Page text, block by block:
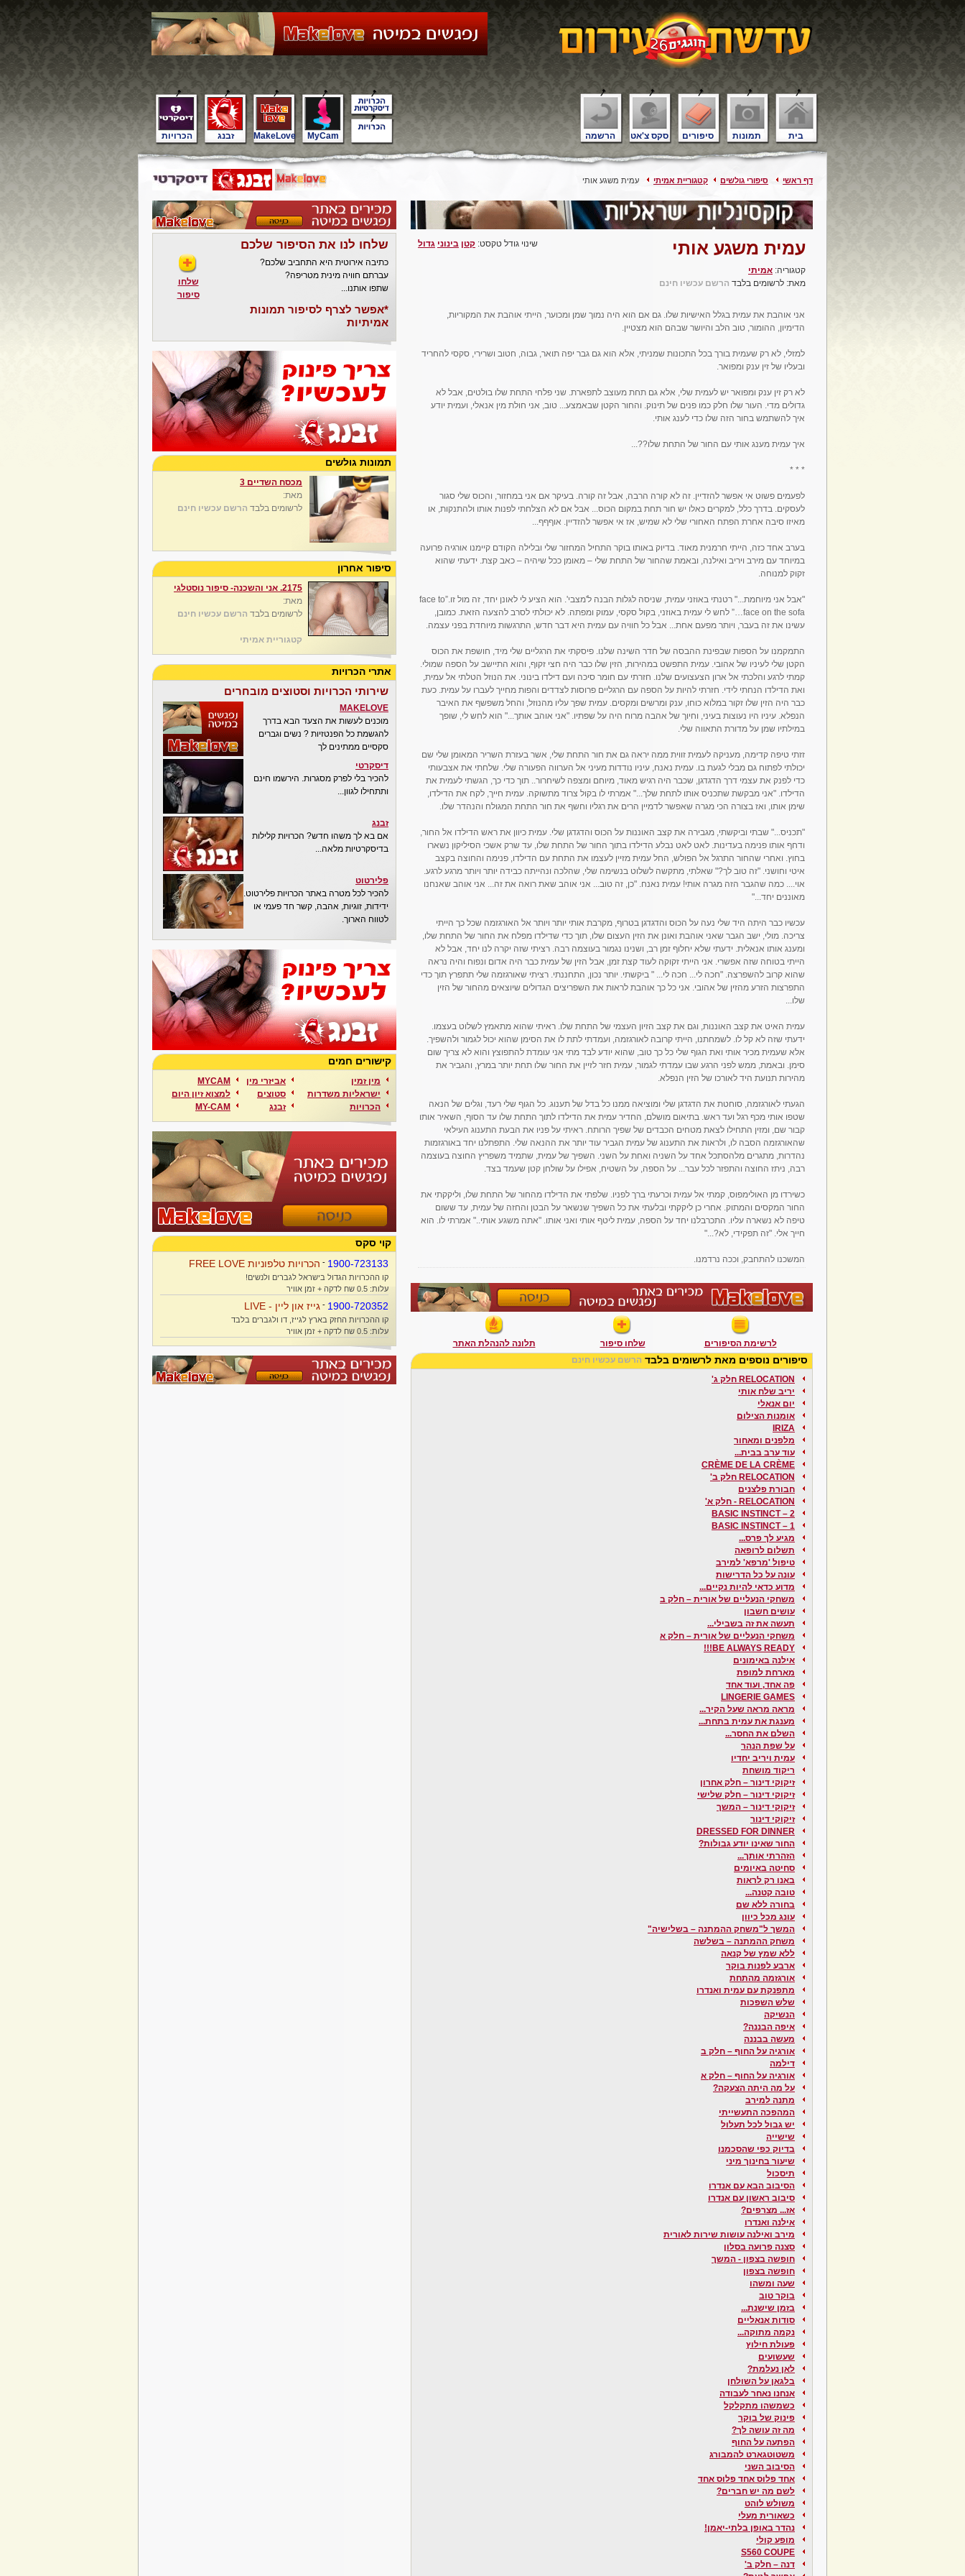
בית תמונות סיפורים סקס צ'אט הרשמה הכרויות זבנג MakeLove MyCam
דף ראשי סיפורי גולשים קטגוריית אמיתי עמית משגע אותי
עמית משגע אותי
קטגוריה: אמיתי
מאת: לרשומים בלבד הרשם עכשיו חינם
שינוי גודל טקסט: קטן בינוני גדול
אני אוהבת את עמית בגלל האישיות שלו. גם אם הוא היה נמוך שמן ומכוער, הייתי אוהבת את המקוריות,
הדימיון, ההומור, טוב הלב והיושר שבהם הוא מצטיין.
למזלי, לא רק שעמית בורך בכל התכונות שמניתי, אלא הוא גם גבר יפה תואר, גבוה, חטוב ושרירי, סקסי להחריד
ובעליו של זין ענק ומפואר.
לא רק זין ענק ומפואר יש לעמית שלי, אלא גם תחת מעוצב לתפארת. שני פלחי התחת שלו בולטים, אבל לא
גדולים מדי. העור שלו חלק כמו פנים של תינוק. והחור הקטן שבאמצע... טוב, אני חולת מין אנאלי, ועמית יודע
איך להשתמש בחור הזה שלו כדי לענג אותי.
איך עמית מענג אותי עם החור של התחת שלו??...
* * *
לפעמים פשוט אי אפשר להזדיין. זה לא קורה הרבה, אבל זה קורה. בעיקר אם אני במחזור, והכוס שלי סגור
לעסקים. בדרך כלל, למקרים כאלו יש חור תחת במקום הכוס... אבל אם לא הצלחתי לפנות אותו ולהתנקות, או
מאיזו סיבה אחרת הפתח האחורי שלי לא שמיש, אז אי אפשר להזדיין. אוףףף...
בערב אחד כזה, הייתי חרמנית מאוד. בדיוק באותו בוקר התחיל המחזור שלי ובלילה הקודם קיימנו אורגיה פרועה
במיוחד עם מירב ויריב ואילנה, ובאמת שהחור של התחת שלי – מאומן ככל שיהיה – כאב קצת. ידעתי שהוא
זקוק למנוחה.
"אבל אני מיוחמת..." רטנתי באוזני עמית, שניסה לגלות הבנה ל'מצבי'. הוא הציע לי לאונן יחד, זה מול זו.”face to
face on the sofa…” לחש לי עמית באוזני, בקול סקסי, עמוק ומפתה. לא יכולתי לסרב להצעה הזאת. כמובן,
עשינו את זה בעבר, ויותר מפעם אחת... אבל כל חוויה עם עמית היא דבר חדש, התרגשות מיוחדת בפני עצמה.
התמקמנו על הספות שבפינת ההבסה של חדר השינה שלנו. פיסקתי את הרגליים שלי מיד, חושפת את הכוס
הקטן שלי לעיניו של אהובי. עמית התפשט במהירות, הזין שלו כבר היה חצי זקוף, והוא התיישב על הספה שמולי.
קמתי לרגע והלכתי אל ארון הצעצועים שלנו. חזרתי עם חומר סיכה ועם דילדו בינוני. את הנוזל הטלתי אל עמית,
ואת הדילדו הנחתי לידי. חזרתי להיות על הספה עם הרגליים פרוסות לצדדים והפות מחייך לעברו על עמית. כעת
כבר היה הזין שלו זקור במלוא כוחו, ענק ומרשים ומקסים. עמית שפך עליו מהנוזל, והחל משפשף את האיבר
הנפלא. עיניו היו נעוצות בעיני, וחיוך של אהבה מרוח היה על שפתיו. "אני אוהב אותך..." הוא לחש לי, שופך
במילתיו שמן על מדורת התאווה שלי.
זזתי טיפה קדימה, מעניקה לעמית זווית ממה יראה גם את חור התחת שלי, אשר בעזרת השריר המאומן שלי שם
יכולתי לפתוח גם מבלי לגעת בו. עמית נאנח, עיניו נודדות מעיני אל הערווה הפעורה שלי. שלחתי את אצבעותי
כדי לפנק את עצמי דרך הדגדגן, שכבר היה רגיש מאוד, מיוחם ומצפה לשיחרור.. תוך כדי כך, הגשתי לעמית את
הדילדו. "אני מבקשת שתכניס אותו לתחת שלך..." אמרתי לו בקול צרוד מתשוקה. עמית חייך, לקח את הדילדו,
שימן אותו, ואז בצורה הכי מגרה שאפשר לדמיין הרים את רגליו וחשף את חור התחת המגולח והנהדר שלו.
"תכניס..." שבתי וביקשתי, מגבירה את קצב האוננות על הכוס והדגדגן שלי. עמית כיוון את ראש הדילדו אל החור,
ודחף אותו פנימה בעדינות. לאט לאט נבלע הדילדו בתוך החור של התחת שלו, עד שרק אשכי הסיליקון נשארו
בחוץ. ואחרי שהחור התרגל אל הפולש, החל עמית מזיין לעצמו את התחת עם הדילדו, פנימה והחוצה בקצב
איטי וחושני. "זה טוב לך?" שאלתי, מתקשה לשלוט בנשימה שלי, שהלכה ונהייתה כבידה יותר ויותר מרגע לרגע.
אוי.... כמה שהגבר הזה מגרה אותי! עמית נאנח. "כן, זה טוב... אני אוהב שאת רואה את זה... אני אוהב שאנחנו
מאוננים יחד..."
עכשיו כבר היתה היד שלי נעה על הכוס והדגדגן בטרוף, מקרבת אותי יותר ויותר אל האורגזמה שכל כך הייתי
צריכה. מולי, ישב הגבר שאני אוהבת ואונן את הזין העצום שלו, תוך כדי שדילדו מפלח את החור של התחת שלו,
ומענג אותו אנאלית. ידעתי שלא יחלוף זמן רב, ושנינו נגמור בעוצמה רבה. רציתי שזה יקרה לנו יחד, אבל לא
הייתי בטוחה שזה אפשרי. אני הייתי זקוקה לעוד קצת זמן, אבל הזין של עמית כבר היה אדום ונפוח והיה נראה
שהוא קרוב להשפרצה. "חכה לי... חכה לי... " ביקשתי. יותר נכון, התחננתי. רציתי שאורגזמה שלי תתפרץ תוך כדי
התפרצות הזרע מהזין של אהובי. אני כל כך אוהבת לראות את השפריצים הגדולים שיוצאים מהחור של הזין
שלו...
עמית האיט את קצב האוננות, וגם את קצב הזיון העצמי של התחת שלו. ראיתי שהוא מתאמץ לשלוט בעצמו.
ידעתי שזה לא קל לו. לשמחתנו, הייתי קרובה לאורגזמה, ועמדתי לתת לו את הסימן שהוא יכול לגמור ולהשפיך.
אלא שעמית מכיר אותי ואת הגוף שלי כל כך טוב, שהוא יודע לבד מתי אני עומדת להתפוצץ והוא לא צריך שום
סימן. ובאמת, ממש לפני הרגע שבו עמדתי לגמור, עמית חזר לזיין את החור שלו תחת יותר במרץ, והגביר את
מהירות תנועת היד לאורכו של הזין הנפלא.
הגעתי לאורגזמה, סוחטת את הדגדגן שלי ומוציאה ממנו כל בדל של תענוג. כל הגוף שלי רעד, וגלים של הנאה
שטפו אותי מכף רגל ועד ראש. בתיאום מושלם, החדיר עמית את הדילדו לתוך התחת שלו עד הסוף, השאיר אותו
קבור שם, ומזין התחילו לצאת מטחים הכבדים של שפיך הרותח. ראיתי על פניו את הבעת התענוג העילאי
שהאורגזמה הסבה לו, ולראות את התענוג של עמית הגביר עוד יותר את ההנאה שלי. התפתלנו יחד באורגזמות
נהדרות, מתגרים מלהסתכל אחד על השניה ואחת על השני. השפיך של עמית, שתמיד משפריץ החוצה בעוצמה
רבה, ניתז החוצה והתפזר לכל עבר... על הספה, על השטיח, אפילו על שולחן קטן שעמד בצד.
כשירדו מן האולימפוס, קמתי אל עמית וכרעתי ברך לפניו. שלפתי את הדילדו מהחור של התחת שלו, וליקקתי את
החור המקסים והמתוק. אחרי כן ליקקתי ובלעתי את כל השפיך שנשאר על הבטן והחזה של עמית, עד ששום
טיפה לא נשארה עליו. התכרבלנו יחד על הספה, עמית ליטף אותי ואני אותו. "אתה משגע אותי.." אמרתי לו. הוא
חייך אלי. "זה תפקידי, לא?..."
המשכנו להתחבק, וככה נרדמנו.
לרשימת הסיפורים שלחו סיפור תלונה להנהלת האתר
סיפורים נוספים מאת לרשומים בלבד הרשם עכשיו חינם
RELOCATION חלק ג'
יריב שלח אותי
יום אנאלי
אומנות הצילום
IRIZA
מלפנים ומאחור
עוד ערב בבית...
CRÈME DE LA CRÈME
RELOCATION חלק ב'
חבורת פלצנים
RELOCATION - חלק א'
BASIC INSTINCT – 2
BASIC INSTINCT – 1
מגיע לך פרס...
תשלום לרופאה
טיפול 'מרפא' למירב
עונה על כל הדרישות
מדוע כדאי להיות נקיים...
משחקי הנעליים של אורית – חלק ב
עושים חשבון
תעשה את זה בשבילי...
משחקי הנעליים של אורית – חלק א
BE ALWAYS READY!!!
אילנה באימונים
מארחת למופת
פה אחד, ועוד אחד
LINGERIE GAMES
מראה מראה שעל הקיר...
מענגת את עמית בתחת...
השלם את החסר...
על שפת הנהר
עמית ויריב יחדיו
ריקוד מושחת
זיקוקי דינור – חלק אחרון
זיקוקי דינור – חלק שלישי
זיקוקי דינור – המשך
זיקוקי דינור
DRESSED FOR DINNER
החור שאינו יודע גבולות?
הזהרתי אותך...
סחיטה באיומים
באנו רק לראות
טובה קטנה...
בחורה ללא שם
עונג מכל כיוון
המשך ל"משחק ההמתנה – בשלישיה"
משחק ההמתנה – בשלשה
ללא שמץ של קנאה
ארבע לפנות בוקר
אורגזמה מהתחת
מתפנקת עם עמית ואנדרו
שלש השפכות
הנשיקה
איפה הבננה?
מעשה בבננה
אורגיה על החוף – חלק ב
דילמה
אורגיה על החוף – חלק א
על מה היתה הצעקה?
מתנה למירב
המהפכה התעשייתי
יש גבול לכל תעלול
שישייה
בדיוק כפי שהסכמנו
שיעור בחינוך מיני
תיסכול
הסיבוב הבא עם אנדרו
סיבוב ראשון עם אנדרו
אז... מצרפים?
אילנה ואנדרו
מירב ואילנה עושות שירות לאורית
סצנה פרועה בסלון
חופשה בצפון - המשך
חופשה בצפון
שעה ומשהו
בוקר טוב
בזמן שישנת...
סודות אנאליים
נקמה מתוקה...
פעולת חילוץ
שעשועים
לאן נעלמת?
בלגאן על השולחן
אנחנו נאחר לעבודה
כשמשהו מתקלקל
פינוק של בוקר
מה זה עושה לך?
הפתעה על החוף
משטוטגארט להמבורג
הסיבוב השני
אחד פלוס אחד פלוס אחד
לשם מה יש חברים?
משולש לוהט
כשאורית מעלי
נהדר באופן בלתי-יאמן!
מופע קולי
S560 COUPE
דנה – חלק ב'
שלחו לנו את הסיפור שלכם
כתיבה אירוטית היא התחביב שלכם?
עברתם חוויה מינית מטריפה?
שתפו אותנו...
*אפשר לצרף לסיפור תמונות
אמיתיות
שלחו
סיפור
תמונות גולשים
מכסח השדיים 3
מאת:
לרשומים בלבד הרשם עכשיו חינם
סיפור אחרון
2175. אני והשכנה- סיפור נוסטלגי
מאת:
לרשומים בלבד הרשם עכשיו חינם
קטגוריית אמיתי
אתרי הכרויות
שירותי הכרויות וסטוצים מובחרים
MAKELOVE
מוכנים לעשות את הצעד הבא בדרך
להגשמת כל הפנטזיות ? נשים וגברים
סקסיים ממתינים לך
דיסקרטי
להכיר בלי לפרק מסגרות. הירשמו חינם
ותתחילו לגוון...
זבנג
אם בא לך משהו חדש? הכרויות קלילות
בדיסקרטיות מלאה...
פלירטוט
להכיר לכל מטרה באתר הכרויות פלירטוט.
ידידות, זוגיות, אהבה, קשר חד פעמי או
לטווח הארוך.
קישורים חמים
מין זמין
ישראליות משדרות
הכרויות
אביזרי מין
סטוצים
זבנג
MYCAM
למצוא זיון היום
MY-CAM
קוי סקס
1900-723133
- הכרויות טלפוניות FREE LOVE
קו ההכרויות הגדול בישראל לגברים ולנשים!
עלות: 0.5 שח לדקה + זמן אוויר
1900-720352
- גייז און ליין - LIVE
קו ההכרויות החזק בארץ לגייז, דו ולגברים בלבד
עלות: 0.5 שח לדקה + זמן אוויר